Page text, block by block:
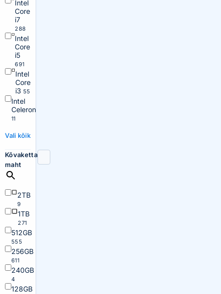
Intel
Core
i7
288
Intel
Core
i5
691
Intel
Core
i3 55
Intel
Celeron
11
Vali kõik
Kõvaketta
maht
2TB
9
1TB
271
512GB
555
256GB
611
240GB
4
128GB